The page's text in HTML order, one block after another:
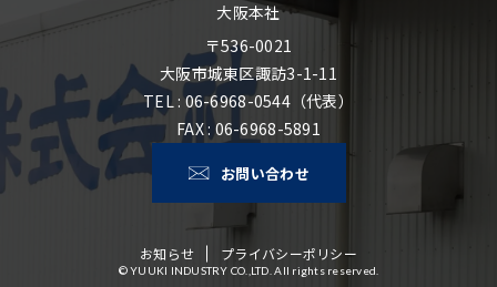
大阪本社
〒536-0021
大阪市城東区諏訪3-1-11
TEL : 06-6968-0544（代表）
FAX : 06-6968-5891
お問い合わせ
お知らせ プライバシーポリシー
© YUUKI INDUSTRY CO.,LTD. All rights reserved.